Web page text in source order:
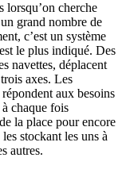
lorsqu’on cherche
grand nombre de
c’est un système
le plus indiqué. Des
navettes, déplacent
axes. Les
aux besoins
chaque fois
la place pour encore
stockant les uns à
autres.